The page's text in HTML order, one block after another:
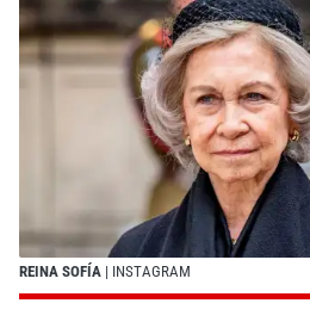
REINA SOFÍA | INSTAGRAM